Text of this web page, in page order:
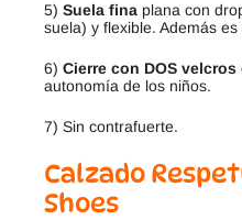
5) Suela fina plana con
suela) y flexible. Además
6) Cierre con DOS velcros
autonomía de los niños.
7) Sin contrafuerte.
Calzado
Shoes